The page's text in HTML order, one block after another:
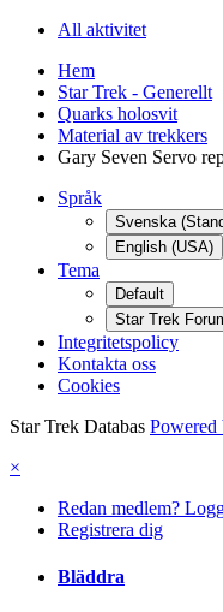
All aktivitet
Hem
Star Trek - Generellt
Quarks holosvit
Material av trekkers
Gary Seven Servo
Språk
Svenska
English (USA)
Tema
Default
Star Trek
Integritetspolicy
Kontakta oss
Cookies
Star Trek Databas
×
Redan medlem?
Registrera dig
Bläddra